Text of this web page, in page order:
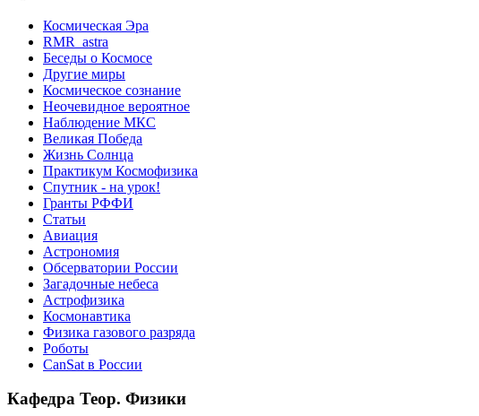
Космическая Эра
RMR_astra
Беседы о Космосе
Другие миры
Космическое сознание
Неочевидное вероятное
Наблюдение МКС
Великая Победа
Жизнь Солнца
Практикум Космофизика
Спутник - на урок!
Гранты РФФИ
Статьи
Авиация
Астрономия
Обсерватории России
Загадочные небеса
Астрофизика
Космонавтика
Физика газового разряда
Роботы
CanSat в России
Кафедра Теор. Физики